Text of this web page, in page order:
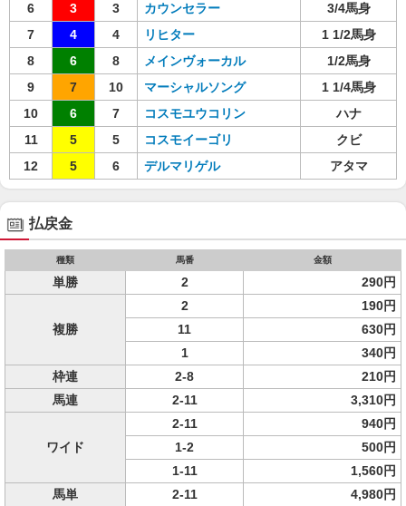
6
3 3 カウンセラー
3/4馬身
7
4 4 リヒター
1 1/2馬身
8
6 8 メインヴォーカル
1/2馬身
9
7 10 マーシャルソング
1 1/4馬身
10
6 7 コスモユウコリン
ハナ
11
5 5 コスモイーゴリ
クビ
12
5 6 デルマリゲル アタマ
払戻金
種類 馬番 金額
単勝 2 290円
複勝
2
190円
11
630円
1
340円
枠連
2-8
210円
馬連
2-11 3,310円
ワイド
2-11
940円
1-2
500円
1-11
1,560円
馬単
2-11
4,980円